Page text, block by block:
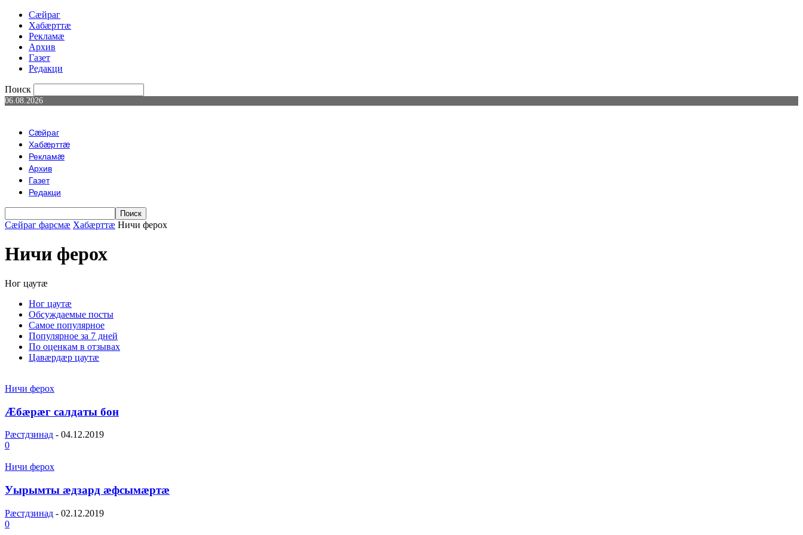
Сæйраг
Хабæрттæ
Рекламæ
Архив
Газет
Редакци
Поиск
06.08.2026
Сæйраг
Хабæрттæ
Рекламæ
Архив
Газет
Редакци
Сæйраг фарсмæ Хабæрттæ Ничи ферох
Ничи ферох
Ног цаутæ
Ног цаутæ
Обсуждаемые посты
Самое популярное
Популярное за 7 дней
По оценкам в отзывах
Цавæрдæр цаутæ
Ничи ферох
Ӕбӕрӕг салдаты бон
Рæстдзинад - 04.12.2019
0
Ничи ферох
Уырымты ӕдзард ӕфсымӕртӕ
Рæстдзинад - 02.12.2019
0